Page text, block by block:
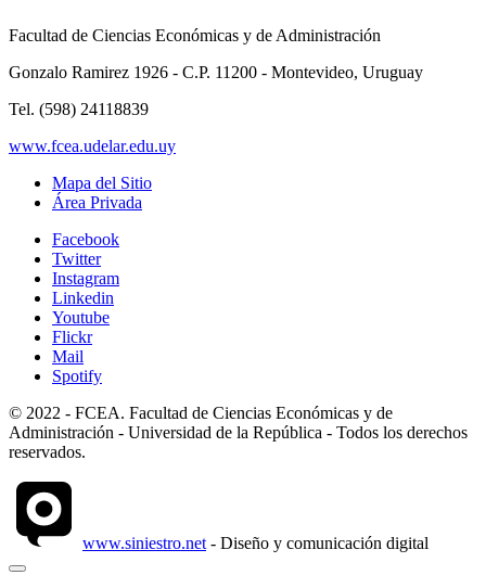
Facultad de Ciencias Económicas y de Administración
Gonzalo Ramirez 1926 - C.P. 11200 - Montevideo, Uruguay
Tel. (598) 24118839
www.fcea.udelar.edu.uy
Mapa del Sitio
Área Privada
Facebook
Twitter
Instagram
Linkedin
Youtube
Flickr
Mail
Spotify
© 2022 - FCEA. Facultad de Ciencias Económicas y de
Administración - Universidad de la República - Todos los derechos
reservados.
www.siniestro.net - Diseño y comunicación digital